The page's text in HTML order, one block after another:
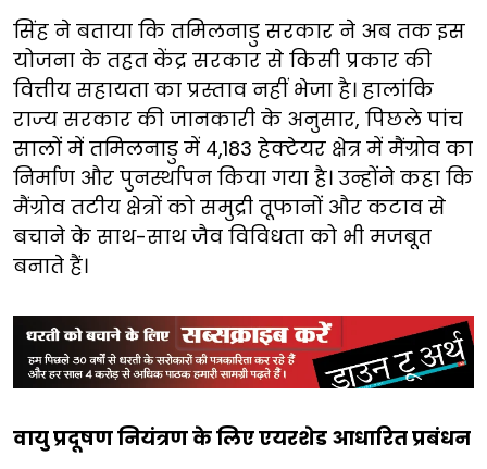
सिंह ने बताया कि तमिलनाडु सरकार ने अब तक इस
योजना के तहत केंद्र सरकार से किसी प्रकार की
वित्तीय सहायता का प्रस्ताव नहीं भेजा है। हालांकि
राज्य सरकार की जानकारी के अनुसार, पिछले पांच
सालों में तमिलनाडु में 4,183 हेक्टेयर क्षेत्र में मैंग्रोव का
निर्माण और पुनर्स्थापन किया गया है। उन्होंने कहा कि
मैंग्रोव तटीय क्षेत्रों को समुद्री तूफानों और कटाव से
बचाने के साथ-साथ जैव विविधता को भी मजबूत
बनाते हैं।
वायु प्रदूषण नियंत्रण के लिए एयरशेड आधारित प्रबंधन